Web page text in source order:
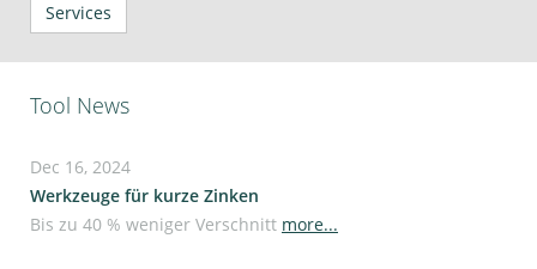
Services
Tool News
Dec 16, 2024
Werkzeuge für kurze Zinken
Bis zu 40 % weniger Verschnitt more...